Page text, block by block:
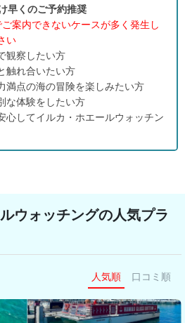
早くのご予約推奨
案内できないケースが多く発生し
い
観察したい方
触れ合いたい方
点の海の冒険を楽しみたい方
な体験をしたい方
してイルカ・ホエールウォッチン
ウォッチングの人気プラ
人気順 口コミ順